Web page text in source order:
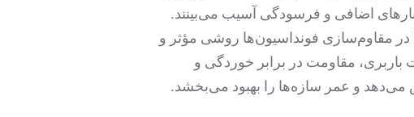
اضافی و فرسودگی آسیب می‌بینند.
استفاده از الیاف FRP در مقاوم‌سازی فونداسیون‌ها روشی مؤثر و
مقاومت در برابر خوردگی و
می‌دهد و عمر سازه‌ها را بهبود می‌بخشد.